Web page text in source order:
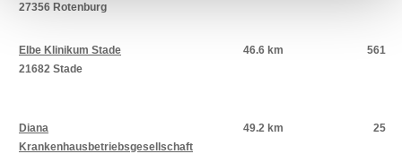
27356 Rotenburg
Elbe Klinikum Stade
21682 Stade
46.6 km 561
Diana
Krankenhausbetriebsgesellschaft
49.2 km 25